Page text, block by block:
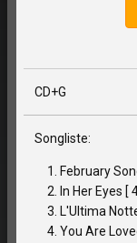
CD+G
Songliste:
February
In Her Eyes [
L'Ultima
You Are